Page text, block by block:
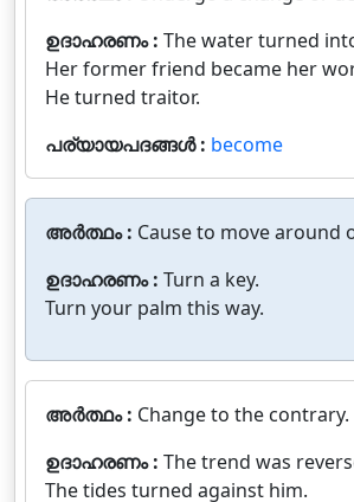
ഉദാഹരണം : The water turned
Her former friend became her
He turned traitor.
പര്യായപദങ്ങൾ : become
അർത്ഥം : Cause to move around
ഉദാഹരണം : Turn a key.
Turn your palm this way.
അർത്ഥം : Change to the contrary.
ഉദാഹരണം : The trend was
The tides turned against him.